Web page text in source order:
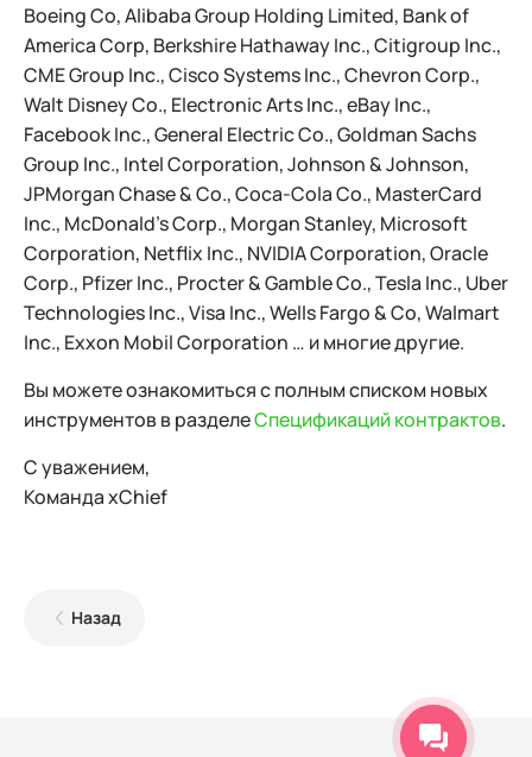
Boeing Co, Alibaba Group Holding Limited, Bank of
America Corp, Berkshire Hathaway Inc., Citigroup Inc.,
CME Group Inc., Cisco Systems Inc., Chevron Corp.,
Walt Disney Co., Electronic Arts Inc., eBay Inc.,
Facebook Inc., General Electric Co., Goldman Sachs
Group Inc., Intel Corporation, Johnson & Johnson,
JPMorgan Chase & Co., Coca-Cola Co., MasterCard
Inc., McDonald's Corp., Morgan Stanley, Microsoft
Corporation, Netflix Inc., NVIDIA Corporation, Oracle
Corp., Pfizer Inc., Procter & Gamble Co., Tesla Inc., Uber
Technologies Inc., Visa Inc., Wells Fargo & Co, Walmart
Inc., Exxon Mobil Corporation … и многие другие.
Вы можете ознакомиться с полным списком новых
инструментов в разделеСпецификаций контрактов.
С уважением,
Команда xChief
Назад